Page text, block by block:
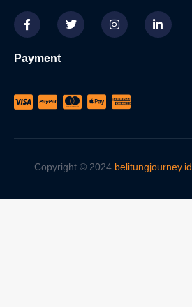
Payment
Copyright © 2024 belitungjourney.id